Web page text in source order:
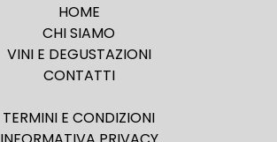
HOME
CHI SIAMO
VINI E DEGUSTAZIONI
CONTATTI
TERMINI E CONDIZIONI